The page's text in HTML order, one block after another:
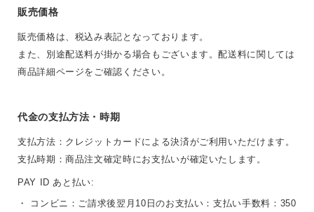
販売価格
販売価格は、税込み表記となっております。
また、別途配送料が掛かる場合もございます。配送料に関しては
商品詳細ページをご確認ください。
代金の支払方法・時期
支払方法：クレジットカードによる決済がご利用いただけます。
支払時期：商品注文確定時にお支払いが確定いたします。
PAY ID あと払い:
・ コンビニ：ご請求後翌月10日のお支払い：支払い手数料：350